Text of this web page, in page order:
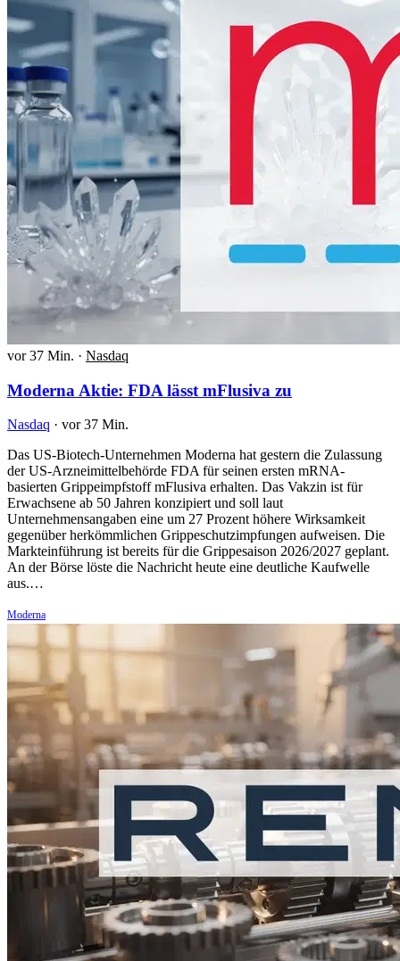
vor 37 Min. · Nasdaq
Moderna Aktie: FDA lässt mFlusiva zu
Nasdaq · vor 37 Min.
Das US-Biotech-Unternehmen Moderna hat gestern die Zulassung
der US-Arzneimittelbehörde FDA für seinen ersten mRNA-
basierten Grippeimpfstoff mFlusiva erhalten. Das Vakzin ist für
Erwachsene ab 50 Jahren konzipiert und soll laut
Unternehmensangaben eine um 27 Prozent höhere Wirksamkeit
gegenüber herkömmlichen Grippeschutzimpfungen aufweisen. Die
Markteinführung ist bereits für die Grippesaison 2026/2027 geplant.
An der Börse löste die Nachricht heute eine deutliche Kaufwelle
aus.…
Moderna